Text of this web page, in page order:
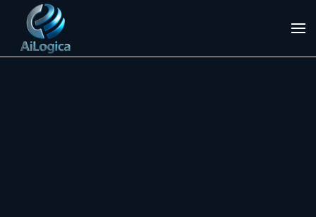
Skip to main content